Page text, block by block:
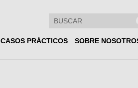
CASOS PRÁCTICOS SOBRE